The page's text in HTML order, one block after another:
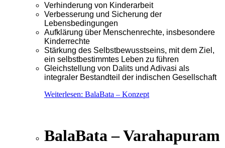
Verhinderung von Kinderarbeit
Verbesserung und Sicherung der
Lebensbedingungen
Aufklärung über Menschenrechte, insbesondere
Kinderrechte
Stärkung des Selbstbewusstseins, mit dem Ziel,
ein selbstbestimmtes Leben zu führen
Gleichstellung von Dalits und Adivasi als
integraler Bestandteil der indischen Gesellschaft
Weiterlesen: BalaBata – Konzept
BalaBata – Varahapuram